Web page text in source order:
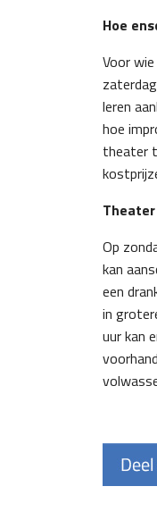
Hoe
Voor
leren
hoe
theater
Op
kan
een
in
uur kan